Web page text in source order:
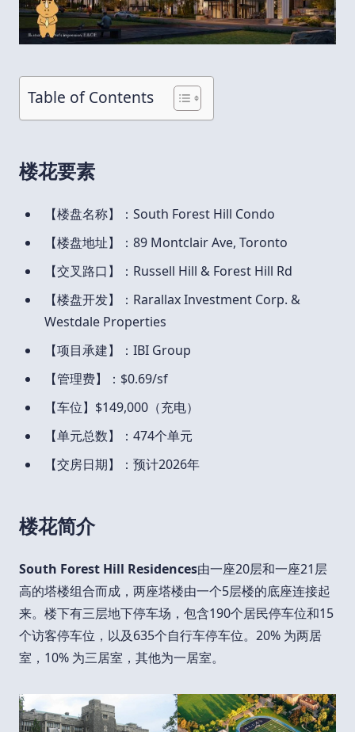
Table of Contents
楼花要素
【楼盘名称】：South Forest Hill Condo
【楼盘地址】：89 Montclair Ave, Toronto
【交叉路口】：Russell Hill & Forest Hill Rd
【楼盘开发】：Rarallax Investment Corp. &
Westdale Properties
【项目承建】：IBI Group
【管理费】：$0.69/sf
【车位】$149,000（充电）
【单元总数】：474个单元
【交房日期】：预计2026年
楼花简介
South Forest Hill Residences由一座20层和一座21层
高的塔楼组合而成，两座塔楼由一个5层楼的底座连接起
来。楼下有三层地下停车场，包含190个居民停车位和15
个访客停车位，以及635个自行车停车位。20% 为两居
室，10% 为三居室，其他为一居室。